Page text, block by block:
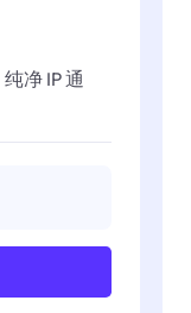
净 IP 通